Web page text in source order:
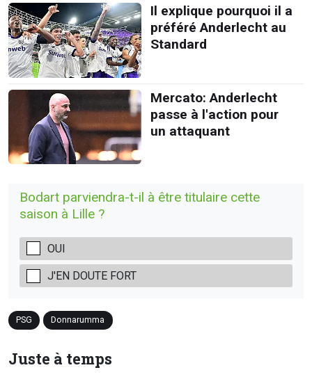
Il explique pourquoi il a
préféré Anderlecht au
Standard
Mercato: Anderlecht
passe à l'action pour
un attaquant
Bodart parviendra-t-il à être titulaire cette
saison à Lille ?
OUI
J'EN DOUTE FORT
PSG Donnarumma
Juste à temps